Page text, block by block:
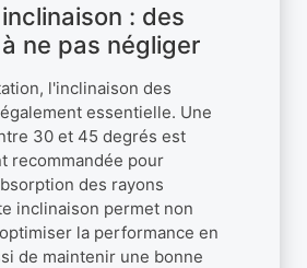
: des
ne pas négliger
l'inclinaison des
essentielle. Une
30 et 45 degrés est
recommandée pour
des rayons
inclinaison permet non
la performance en
de maintenir une bonne